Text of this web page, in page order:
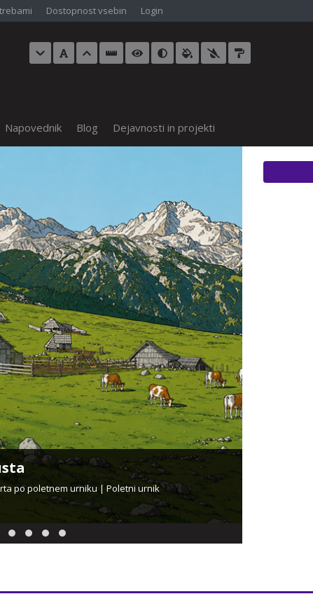
Dostopnost vsebin Login
Napovednik Blog Dejavnosti in projekti
2026 do junija 2027
| kontakt | lokacije postajališč